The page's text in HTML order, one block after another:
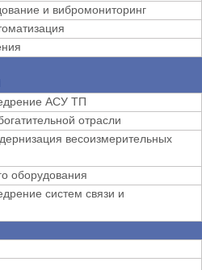
и вибромониторинг
АСУ ТП
отрасли
весоизмерительных
оборудования
систем связи и